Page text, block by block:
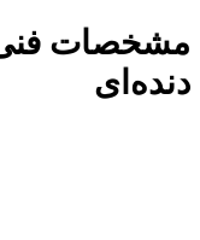
مشخصات فنی
دنده‌ای